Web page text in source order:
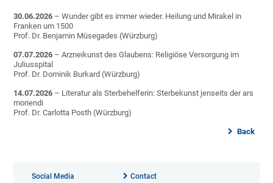
30.06.2026 – Wunder gibt es immer wieder. Heilung und Mirakel in
Franken um 1500
Prof. Dr. Benjamin Müsegades (Würzburg)
07.07.2026 – Arzneikunst des Glaubens: Religiöse Versorgung im
Juliusspital
Prof. Dr. Dominik Burkard (Würzburg)
14.07.2026 – Literatur als Sterbehelferin: Sterbekunst jenseits der ars
moriendi
Prof. Dr. Carlotta Posth (Würzburg)
Back
Social Media Contact